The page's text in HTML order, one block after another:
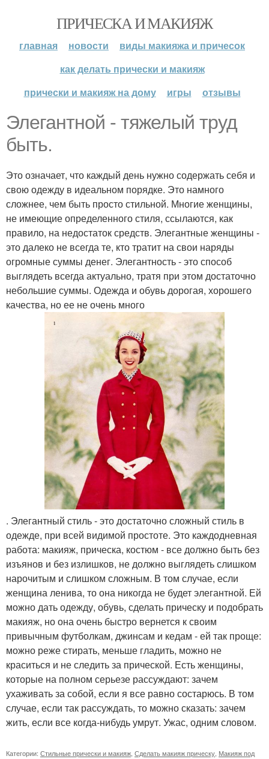
ПРИЧЕСКА И МАКИЯЖ
главная новости
виды макияжа и причесок
как делать прически и макияж
прически и макияж на дому
игры отзывы
Элегантной - тяжелый труд
быть.
Это означает, что каждый день нужно содержать себя и
свою одежду в идеальном порядке. Это намного
сложнее, чем быть просто стильной. Многие женщины,
не имеющие определенного стиля, ссылаются, как
правило, на недостаток средств. Элегантные женщины -
это далеко не всегда те, кто тратит на свои наряды
огромные суммы денег. Элегантность - это способ
выглядеть всегда актуально, тратя при этом достаточно
небольшие суммы. Одежда и обувь дорогая, хорошего
качества, но ее не очень много
. Элегантный стиль - это достаточно сложный стиль в
одежде, при всей видимой простоте. Это каждодневная
работа: макияж, прическа, костюм - все должно быть без
изъянов и без излишков, не должно выглядеть слишком
нарочитым и слишком сложным. В том случае, если
женщина ленива, то она никогда не будет элегантной. Ей
можно дать одежду, обувь, сделать прическу и подобрать
макияж, но она очень быстро вернется к своим
привычным футболкам, джинсам и кедам - ей так проще:
можно реже стирать, меньше гладить, можно не
краситься и не следить за прической. Есть женщины,
которые на полном серьезе рассуждают: зачем
ухаживать за собой, если я все равно состарюсь. В том
случае, если так рассуждать, то можно сказать: зачем
жить, если все когда-нибудь умрут. Ужас, одним словом.
Категории: Стильные прически и макияж Сделать макияж прическу Макияж под